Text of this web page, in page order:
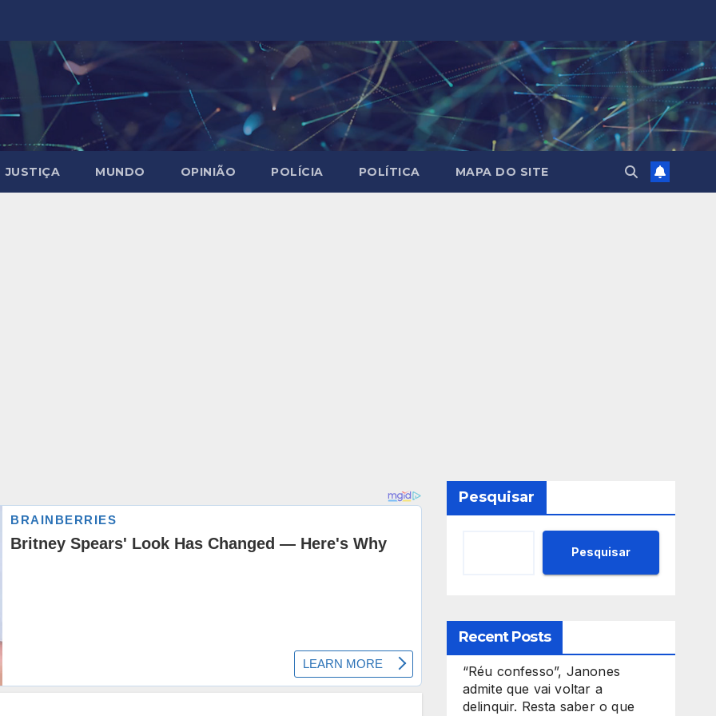
JUSTIÇA MUNDO OPINIÃO POLÍCIA POLÍTICA MAPA DO SITE
Pesquisar
Pesquisar
Recent Posts
“Réu confesso”, Janones
admite que vai voltar a
delinquir. Resta saber o que